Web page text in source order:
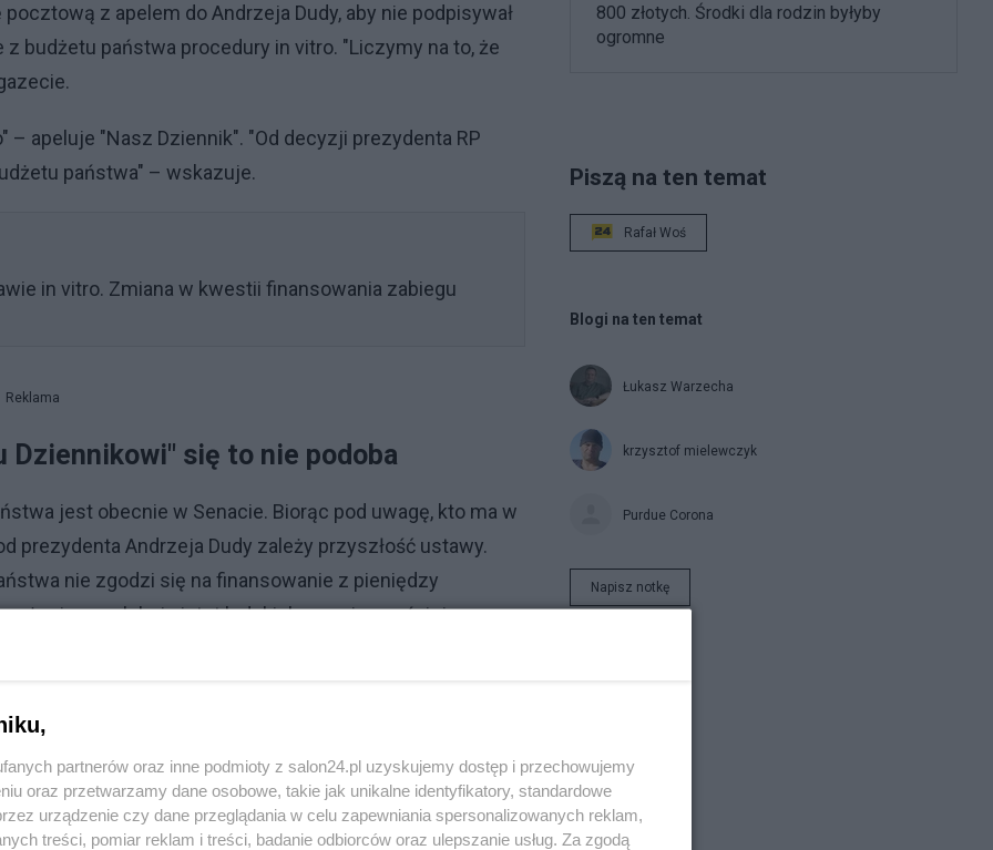
z apelem do Andrzeja Dudy, aby nie podpisywał
budżetu państwa procedury in vitro. "Liczymy na to, że
– apeluje "Nasz Dziennik". "Od decyzji prezydenta RP
państwa" – wskazuje.
in vitro. Zmiana w kwestii finansowania zabiegu
Reklama
Dziennikowi" się to nie podoba
jest obecnie w Senacie. Biorąc pod uwagę, kto ma w
prezydenta Andrzeja Dudy zależy przyszłość ustawy.
nie zgodzi się na finansowanie z pieniędzy
selekcją istot ludzkich na najwcześniejszym
apelem, aby wziął w obronę ludzkie życie" – zachęca
premiera Tuska i głosowanie nad wotum zaufania
800 złotych. Środki dla rodzin byłyby
ogromne
Piszą na ten temat
Rafał Woś
Blogi na ten temat
Łukasz Warzecha
krzysztof mielewczyk
Purdue Corona
Napisz notkę
partnerów oraz inne podmioty z salon24.pl uzyskujemy dostęp i przechowujemy
oraz przetwarzamy dane osobowe, takie jak unikalne identyfikatory, standardowe
urządzenie czy dane przeglądania w celu zapewniania spersonalizowanych reklam,
treści, pomiar reklam i treści, badanie odbiorców oraz ulepszanie usług. Za zgodą